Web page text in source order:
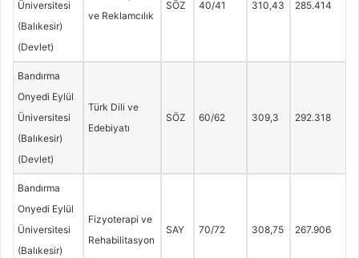
Üniversitesi
(Balıkesir)
(Devlet)
ve Reklamcılık
SÖZ 40/41 310,43 285.414
Bandırma
Onyedi Eylül
Üniversitesi
(Balıkesir)
(Devlet)
Türk Dili ve
Edebiyatı
SÖZ 60/62 309,3 292.318
Bandırma
Onyedi Eylül
Üniversitesi
(Balıkesir)
Fizyoterapi ve
Rehabilitasyon
SAY 70/72 308,75 267.906